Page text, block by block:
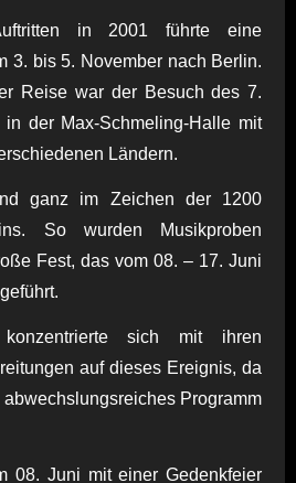
in 2001 führte eine
3. bis 5. November nach Berlin.
Reise war der Besuch des 7.
in der Max-Schmeling-Halle mit
Ländern.
ganz im Zeichen der 1200
So wurden Musikproben
Fest, das vom 08. – 17. Juni
sich mit ihren
auf dieses Ereignis, da
Programm
08. Juni mit einer Gedenkfeier